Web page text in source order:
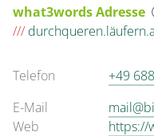
what3words Adresse
///
Telefon
+49
E-Mail
Web
https://